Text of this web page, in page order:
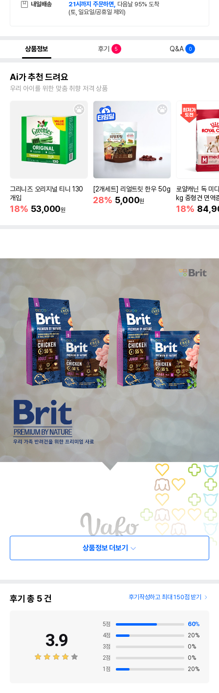
내일배송 21시까지 주문하면, 다음날 95% 도착
(토, 일요일/공휴일 제외)
상품정보 후기 5 Q&A 0
Ai가 추천 드려요
우리 아이를 위한 맞춤 취향 저격 상품
그리니즈 오리지널 티니 130
개입
18% 53,000원
[2개세트] 리얼트릿 한우 50g
28% 5,000원
로얄캐닌 독 미
kg 중형견 면역
18%
상품정보 더보기
후기 총 5건 후기작성하고 최대 150점 받기
3.9
5점 60%
4점 20%
3점 0%
2점 0%
1 점 20%